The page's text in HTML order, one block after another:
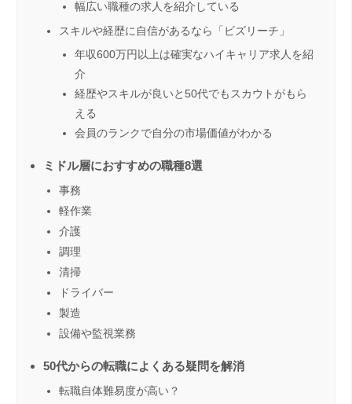
幅広い職種の求人を紹介している
スキルや経歴に自信があるなら「ビズリーチ」
年収600万円以上は確実なハイキャリア求人を紹
介
経歴やスキルが良いと50代でもスカウトがもら
える
会員のランクで自分の市場価値がわかる
ミドル層におすすめの職種8選
事務
軽作業
介護
調理
清掃
ドライバー
製造
設備や監視業務
50代からの転職によくある疑問を解消
転職自体難易度が高い？